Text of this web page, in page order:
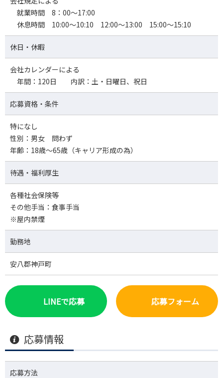
就業時間 8：00～17:00
休息時間 10:00～10:10 12:00～13:00 15:00～15:10
休日・休暇
会社カレンダーによる
年間：120日 内訳：土・日曜日、祝日
応募資格・条件
特になし
性別：男女 問わず
年齢：18歳～65歳（キャリア形成の為）
待遇・福利厚生
各種社会保険等
その他手当：食事手当
※屋内禁煙
勤務地
安八郡神戸町
LINEで応募 応募フォーム
応募情報
応募方法